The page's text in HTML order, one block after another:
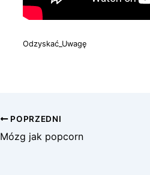
Odzyskać_Uwagę
POPRZEDNI
Mózg jak popcorn